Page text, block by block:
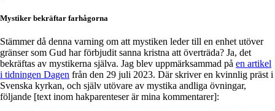
Mystiker bekräftar farhågorna
Stämmer då denna varning om att mystiken leder till en enhet utöver
gränser som Gud har förbjudit sanna kristna att överträda? Ja, det
bekräftas av mystikerna själva. Jag blev uppmärksammad på en artikel
i tidningen Dagen från den 29 juli 2023. Där skriver en kvinnlig präst i
Svenska kyrkan, och själv utövare av mystika andliga övningar,
följande [text inom hakparenteser är mina kommentarer]: